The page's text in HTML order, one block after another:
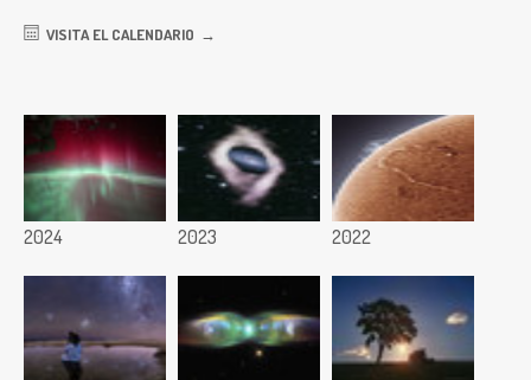
VISITA EL CALENDARIO
2024 2023 2022